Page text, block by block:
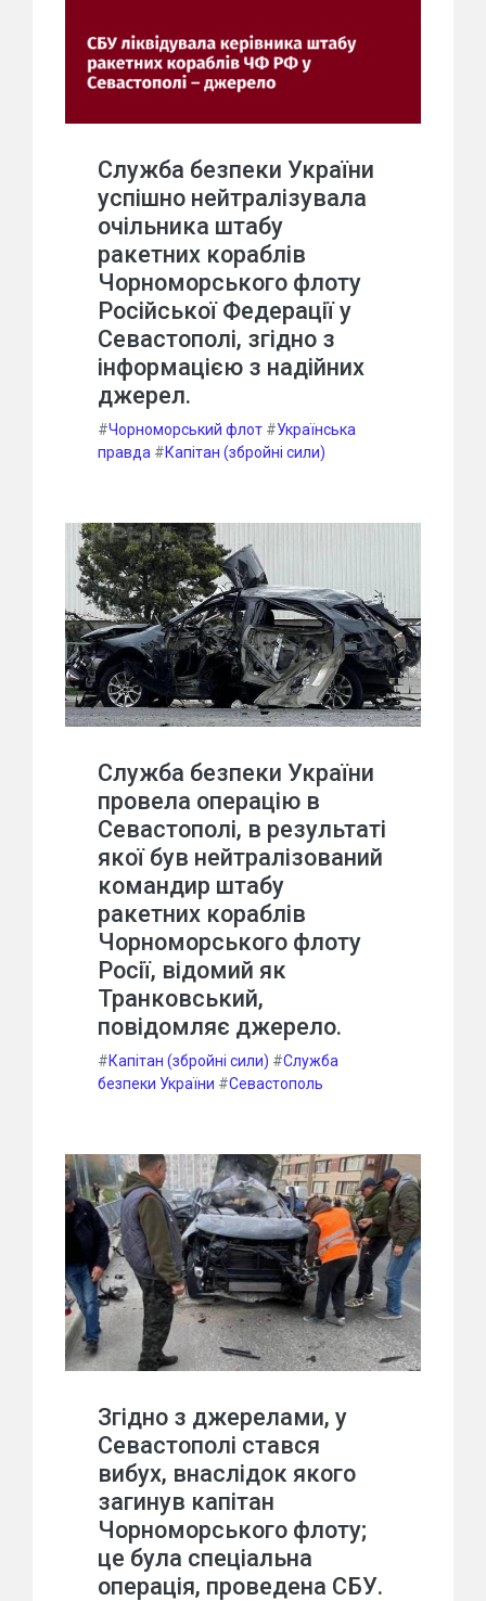
Служба безпеки України
успішно нейтралізувала
очільника штабу
ракетних кораблів
Чорноморського флоту
Російської Федерації у
Севастополі, згідно з
інформацією з надійних
джерел.
#Чорноморський флот #Українська
правда #Капітан (збройні сили)
Служба безпеки України
провела операцію в
Севастополі, в результаті
якої був нейтралізований
командир штабу
ракетних кораблів
Чорноморського флоту
Росії, відомий як
Транковський,
повідомляє джерело.
#Капітан (збройні сили) #Служба
безпеки України #Севастополь
Згідно з джерелами, у
Севастополі стався
вибух, внаслідок якого
загинув капітан
Чорноморського флоту;
це була спеціальна
операція, проведена СБУ.